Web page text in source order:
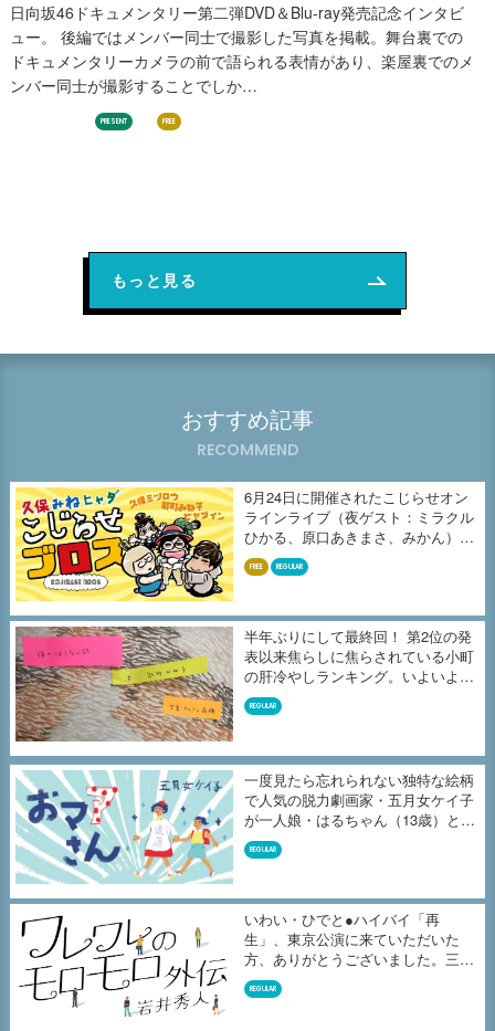
日向坂46ドキュメンタリー第二弾DVD＆Blu-ray発売記念インタビ
ュー。 後編ではメンバー同士で撮影した写真を掲載。舞台裏での
ドキュメンタリーカメラの前で語られる表情があり、楽屋裏でのメ
ンバー同士が撮影することでしか…
PRESENT FREE
もっと見る
おすすめ記事
RECOMMEND
6月24日に開催されたこじらせオン
ラインライブ（夜ゲスト：ミラクル
ひかる、原口あきまさ、みかん）の
収...
FREE REGULAR
半年ぶりにして最終回！ 第2位の発
表以来焦らしに焦らされている小町
の肝冷やしランキング。いよいよ、
よ...
REGULAR
一度見たら忘れられない独特な絵柄
で人気の脱力劇画家・五月女ケイ子
が一人娘・はるちゃん（13歳）との
毎...
REGULAR
いわい・ひでと●ハイバイ「再
生」、東京公演に来ていただいた
方、ありがとうございました。三重
公演を7月...
REGULAR